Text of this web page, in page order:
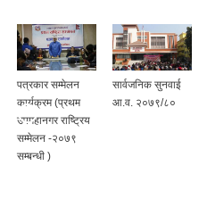
पत्रकार सम्मेलन
कार्यक्रम (प्रथम
उपमहानगर राष्ट्रिय
सम्मेलन -२०७९
सम्बन्धी )
सार्वजनिक सुनवाई
आ.व. २०७९/८०